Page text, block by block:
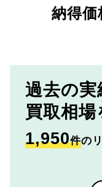
納得
過去の実
買取相
1,950件の